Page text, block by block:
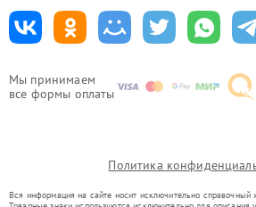
Мы принимаем
все формы оплаты
Политика
Вся информация на сайте носит исключительно справочный